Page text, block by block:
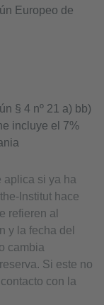
Europeo de
§ 4 nº 21 a) bb)
incluye el 7%
aplica si ya ha
Institut hace
refieren al
y la fecha del
cambia
Si este no
con la